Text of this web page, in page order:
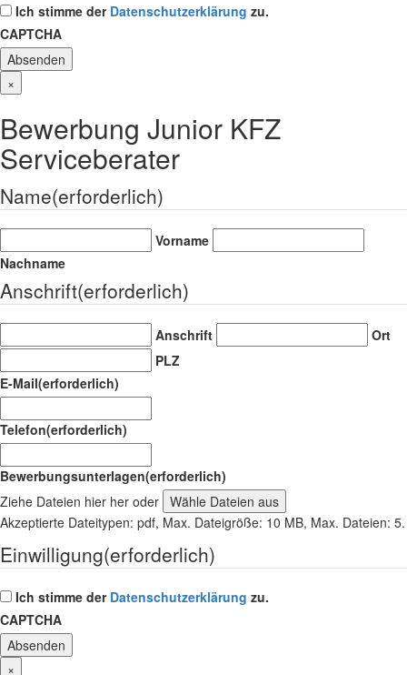
Ich stimme der Datenschutzerklärung zu.
CAPTCHA
×
Bewerbung Junior KFZ
Serviceberater
Name(erforderlich)
Vorname
Nachname
Anschrift(erforderlich)
Anschrift
Ort
PLZ
E-Mail(erforderlich)
Telefon(erforderlich)
Bewerbungsunterlagen(erforderlich)
Ziehe Dateien hier her oder Wähle Dateien aus
Akzeptierte Dateitypen: pdf, Max. Dateigröße: 10 MB, Max. Dateien: 5.
Einwilligung(erforderlich)
Ich stimme der Datenschutzerklärung zu.
CAPTCHA
×